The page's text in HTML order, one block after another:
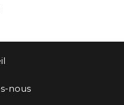
nous